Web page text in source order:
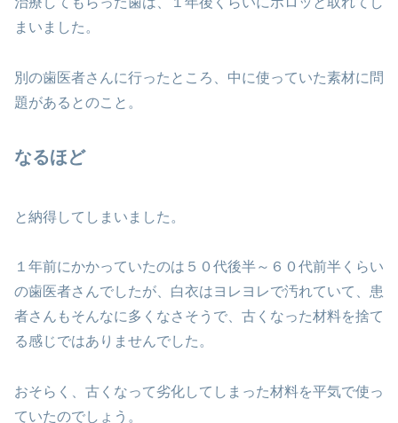
まいました。
別の歯医者さんに行ったところ、中に使っていた素材に問
題があるとのこと。
なるほど
と納得してしまいました。
１年前にかかっていたのは５０代後半～６０代前半くらい
の歯医者さんでしたが、白衣はヨレヨレで汚れていて、患
者さんもそんなに多くなさそうで、古くなった材料を捨て
る感じではありませんでした。
おそらく、古くなって劣化してしまった材料を平気で使っ
ていたのでしょう。